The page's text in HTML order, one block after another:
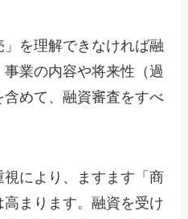
を理解できなければ融
業の内容や将来性（過
めて、融資審査をすべ
により、ますます「商
まります。融資を受け